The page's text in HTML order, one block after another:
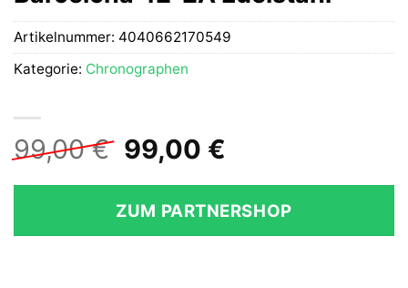
99,00€ Ursprünglicher
Preis
war:
99,00 €
99,00 €
ist:
99,00 €.
ZUM PARTNERSHOP
Artikelnummer: 4040662170549
Kategorie: Chronographen